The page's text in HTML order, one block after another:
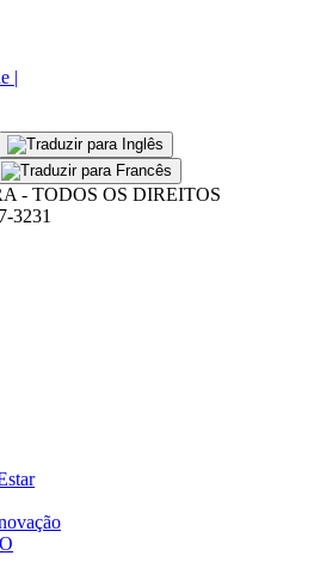
|
- TODOS OS DIREITOS
3231